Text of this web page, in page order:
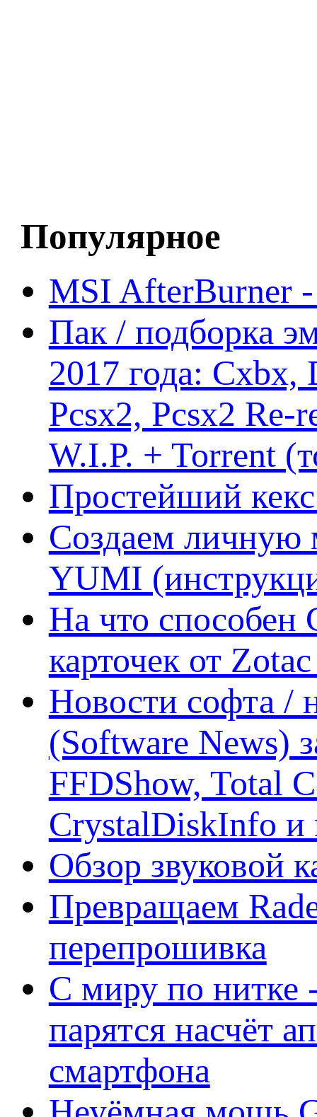
Популярное
MSI AfterBurner
Пак / подборка
2017 года:
Pcsx2, Pcsx2
W.I.P. + Torrent
Простейший кекс
Создаем личную
YUMI
На что способен
карточек от
Новости софта /
(Software News)
FFDShow, Total
CrystalDiskInfo и
Обзор звуковой
Превращаем
перепрошивка
С миру по нитке
парятся насчёт
смартфона